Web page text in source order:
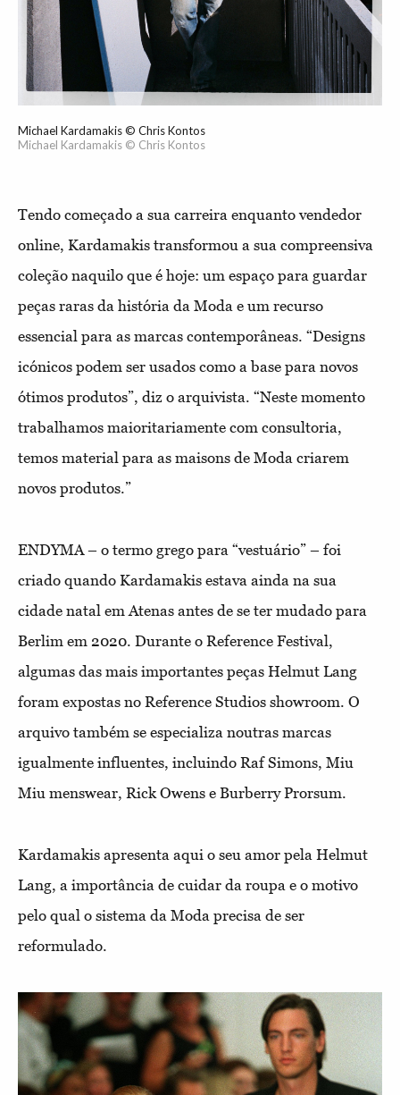
Michael Kardamakis © Chris Kontos
Michael Kardamakis © Chris Kontos
Tendo começado a sua carreira enquanto vendedor
online, Kardamakis transformou a sua compreensiva
coleção naquilo que é hoje: um espaço para guardar
peças raras da história da Moda e um recurso
essencial para as marcas contemporâneas. “Designs
icónicos podem ser usados como a base para novos
ótimos produtos”, diz o arquivista. “Neste momento
trabalhamos maioritariamente com consultoria,
temos material para as maisons de Moda criarem
novos produtos.”
ENDYMA – o termo grego para “vestuário” – foi
criado quando Kardamakis estava ainda na sua
cidade natal em Atenas antes de se ter mudado para
Berlim em 2020. Durante o Reference Festival,
algumas das mais importantes peças Helmut Lang
foram expostas no Reference Studios showroom. O
arquivo também se especializa noutras marcas
igualmente influentes, incluindo Raf Simons, Miu
Miu menswear, Rick Owens e Burberry Prorsum.
Kardamakis apresenta aqui o seu amor pela Helmut
Lang, a importância de cuidar da roupa e o motivo
pelo qual o sistema da Moda precisa de ser
reformulado.